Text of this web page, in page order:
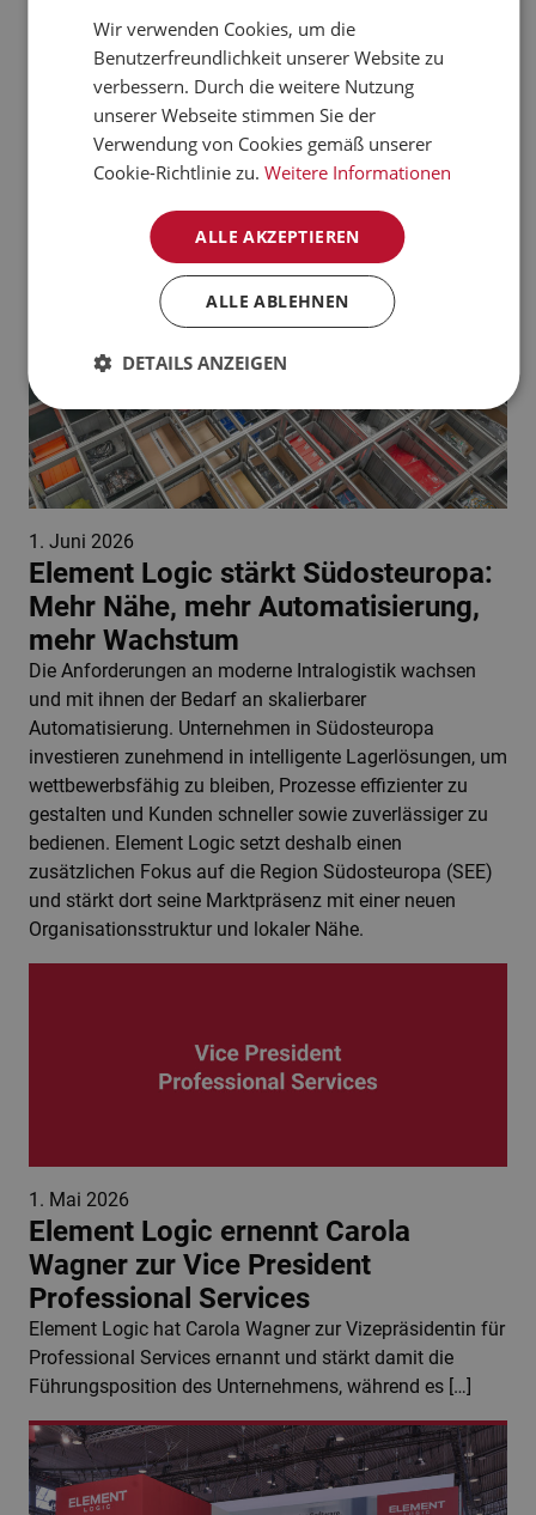
verarbeiten kann.
Jetzt mehr erfahren
Aktuelle News:
1. Juni 2026
Element Logic stärkt Südosteuropa:
Mehr Nähe, mehr Automatisierung,
mehr Wachstum
Die Anforderungen an moderne Intralogistik wachsen
und mit ihnen der Bedarf an skalierbarer
Automatisierung. Unternehmen in Südosteuropa
investieren zunehmend in intelligente Lagerlösungen, um
wettbewerbsfähig zu bleiben, Prozesse effizienter zu
gestalten und Kunden schneller sowie zuverlässiger zu
bedienen. Element Logic setzt deshalb einen
zusätzlichen Fokus auf die Region Südosteuropa (SEE)
und stärkt dort seine Marktpräsenz mit einer neuen
Organisationsstruktur und lokaler Nähe.
1. Mai 2026
Element Logic ernennt Carola
Wagner zur Vice President
Professional Services
Element Logic hat Carola Wagner zur Vizepräsidentin für
Professional Services ernannt und stärkt damit die
Führungsposition des Unternehmens, während es […]
FRENCH
DANISH
POLISH
ITALIAN
ENGLISH
Wir verwenden Cookies, um die
Benutzerfreundlichkeit unserer Website zu
verbessern. Durch die weitere Nutzung
unserer Webseite stimmen Sie der
Verwendung von Cookies gemäß unserer
Cookie-Richtlinie zu. Weitere Informationen
ALLE AKZEPTIEREN
ALLE ABLEHNEN
DETAILS ANZEIGEN